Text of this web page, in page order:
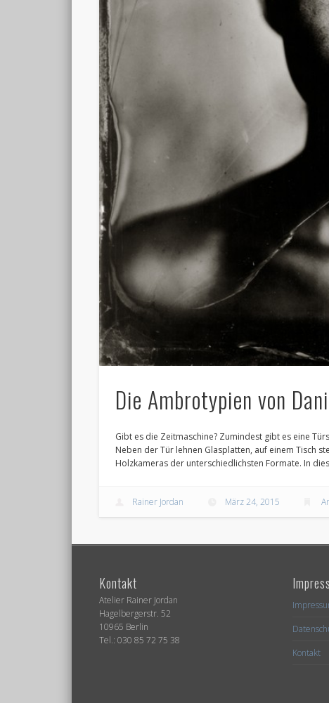
Die Ambrotypien von
Gibt es die Zeitmaschine? Zumindest gibt es eine
Neben der Tür lehnen Glasplatten, auf einem Tisch
Holzkameras der unterschiedlichsten Formate. In
Rainer Jordan März 24, 2015
Kontakt
Atelier Rainer Jordan
Hagelbergerstr. 52
10965 Berlin
Tel.: 030 85 72 75 38
Kontakt